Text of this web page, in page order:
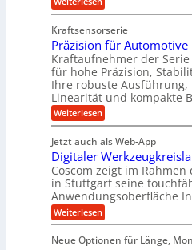
l
c
h
e
w
n
d
e
t
r
i
e
b
e
f
ü
r
r
z
u
n
d
A
u
f
t
g
s
e
i
n
g
n
Z
e
e
n
v
o
n
K
I
w
i
c
h
t
i
g
e
a
Z
h
n
s
t
a
n
g
e
n
e
t
r
i
e
b
e
f
r
Kraftsensorserie
Präzision für Automotive
Kraftaufnehmer der Serie
für hohe Präzision,
Ihre robuste Ausführung,
Linearität und kompakte
Weiterlesen:
P
ä
z
i
s
i
o
n
f
r
Jetzt auch als Web-App
Digitaler
Coscom zeigt im Rahmen
in Stuttgart seine
Anwendungsoberfläche
Weiterlesen:
D
g
Neue Optionen für Länge,